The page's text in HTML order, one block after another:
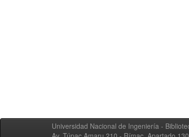
Universidad Nacional de Ingeniería -